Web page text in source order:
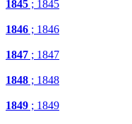
1845 ; 1845
1846 ; 1846
1847 ; 1847
1848 ; 1848
1849 ; 1849